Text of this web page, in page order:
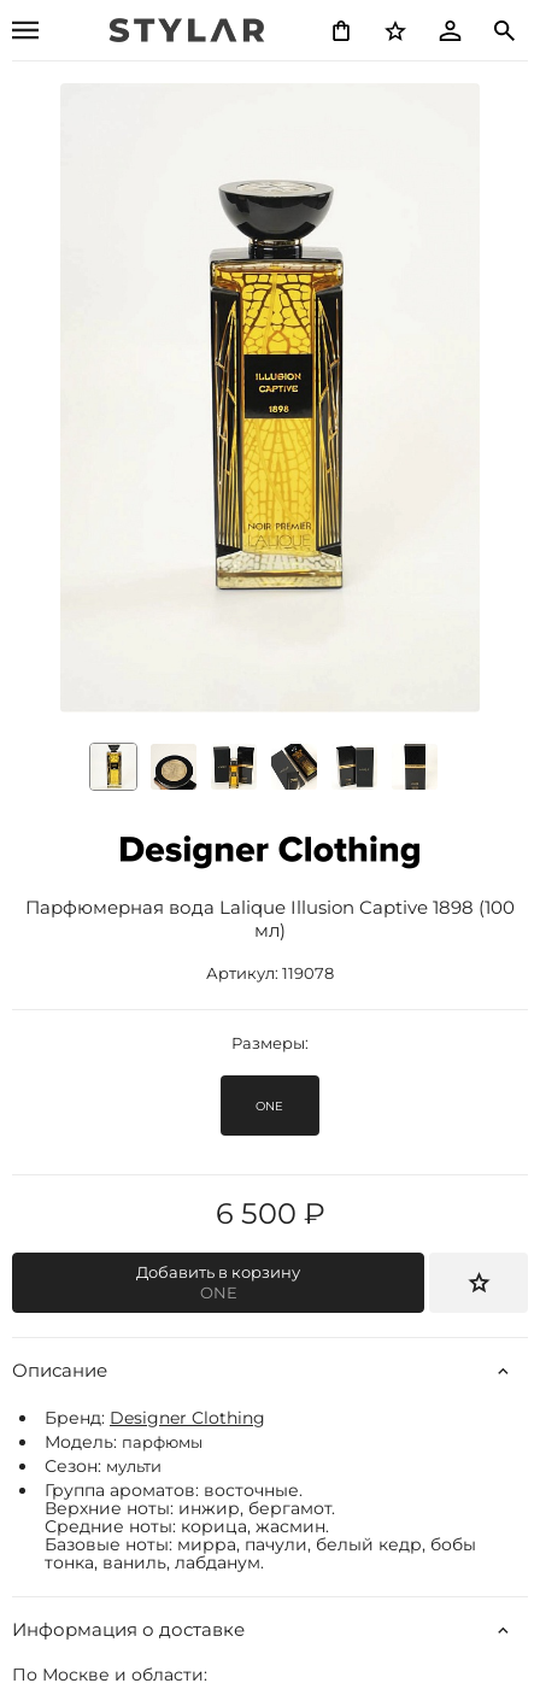
Парфюмерная вода Lalique Illusion Captive 1898 (100
мл)
Артикул: 119078
Размеры:
ONE
6 500 ₽
Добавить в корзину
ONE
Описание
Бренд: Designer Clothing
Модель: парфюмы
Сезон: мульти
Группа ароматов: восточные.
Верхние ноты: инжир, бергамот.
Средние ноты: корица, жасмин.
Базовые ноты: мирра, пачули, белый кедр, бобы
тонка, ваниль, лабданум.
Информация о доставке
По Москве и области: